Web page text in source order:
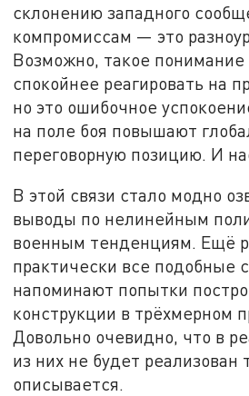
склонению западного
компромиссам — это
Возможно, такое понимание
спокойнее реагировать на
но это ошибочное
на поле боя повышают
переговорную позицию. И
В этой связи стало модно
выводы по нелинейным
военным тенденциям. Ещё
практически все подобные
напоминают попытки
конструкции в трёхмерном
Довольно очевидно, что в
из них не будет реализован
описывается.